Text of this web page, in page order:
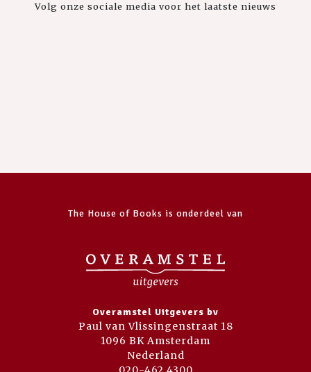
Volg onze sociale media voor het laatste nieuws
The House of Books is onderdeel van
Overamstel Uitgevers bv
Paul van Vlissingenstraat 18
1096 BK Amsterdam
Nederland